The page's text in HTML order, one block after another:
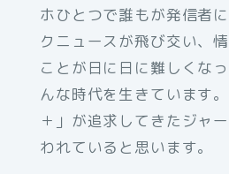
ホひとつで誰もが発信者
クニュースが飛び交い、
ことが日に日に難しくな
んな時代を生きています
＋」が追求してきたジャ
われていると思います。